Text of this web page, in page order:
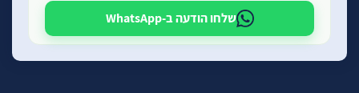
שלחו הודעה ב-WhatsApp